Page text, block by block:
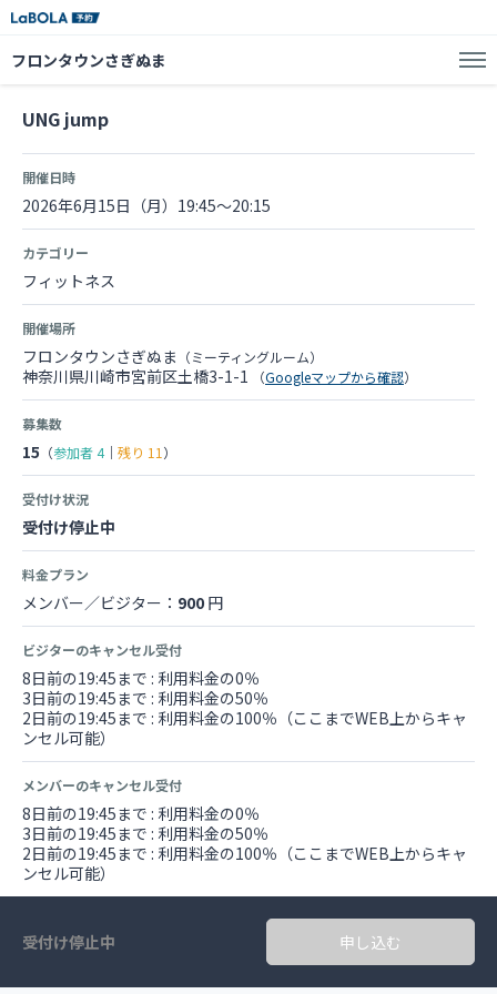
フロンタウンさぎぬま
UNG jump
開催日時
2026年6月15日（月）19:45～20:15
カテゴリー
フィットネス
開催場所
フロンタウンさぎぬま （ミーティングルーム）
神奈川県川崎市宮前区土橋3-1-1 （Googleマップから確認）
募集数
15 （参加者4｜ 残り 11 ）
受付け状況
受付け停止中
料金プラン
メンバー／ビジター： 900 円
ビジターのキャンセル受付
8日前の19:45まで : 利用料金の0％
3日前の19:45まで : 利用料金の50％
2日前の19:45まで : 利用料金の100％（ここまでWEB上からキャ
ンセル可能）
メンバーのキャンセル受付
8日前の19:45まで : 利用料金の0％
3日前の19:45まで : 利用料金の50％
2日前の19:45まで : 利用料金の100％（ここまでWEB上からキャ
ンセル可能）
受付け停止中 申し込む